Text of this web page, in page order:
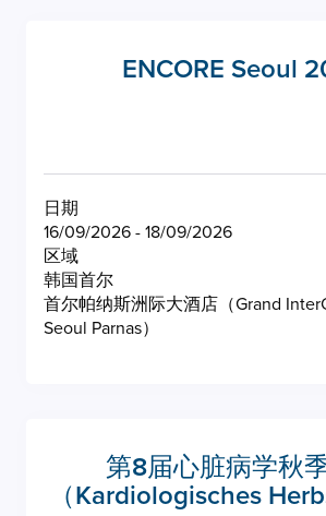
ENCORE Seoul
日期
16/09/2026 - 18/09/2026
区域
韩国首尔
首尔帕纳斯洲际大酒店（Grand
Seoul Parnas）
第8届心脏病学秋
（Kardiologisches